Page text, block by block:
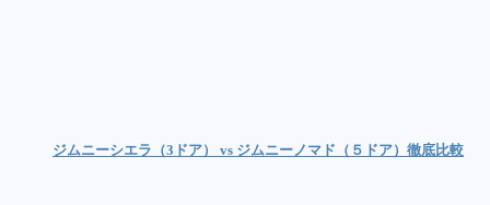
ジムニーシエラ（3ドア） vs ジムニーノマド（５ドア）徹底比較